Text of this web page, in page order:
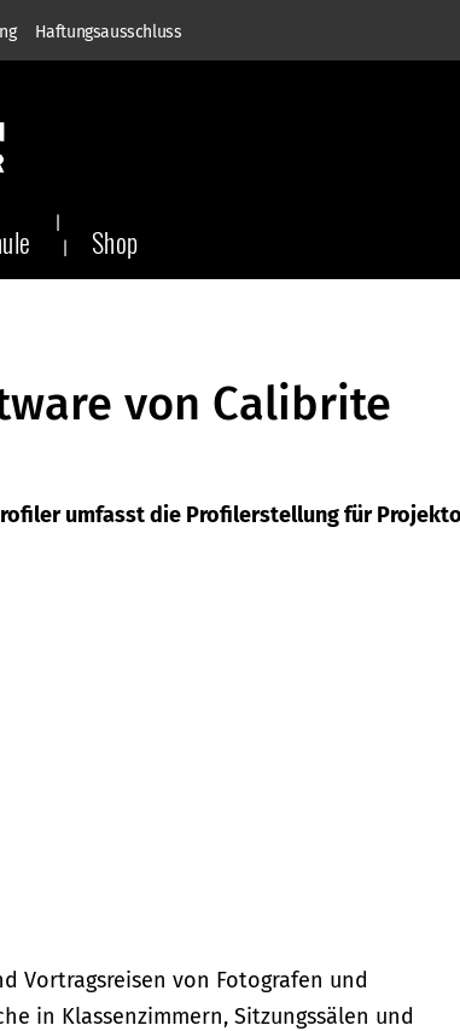
Haftungsausschluss
Shop
von Calibrite
umfasst die Profilerstellung für
Vortragsreisen von Fotografen und
in Klassenzimmern, Sitzungssälen und